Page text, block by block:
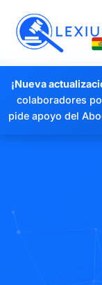
¡Nueva
colaboradores
pide apoyo del